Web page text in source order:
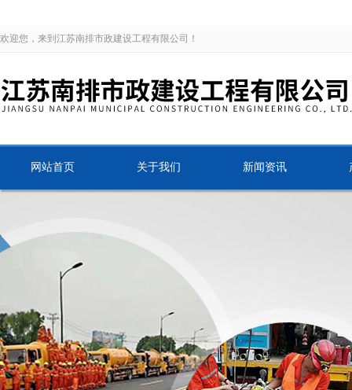
欢迎您，来到江苏南排市政建设工程有限公司！
网站首页 关于我们 新闻资讯